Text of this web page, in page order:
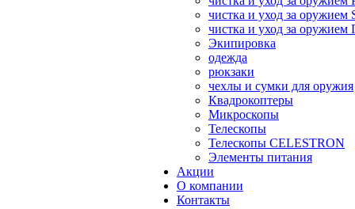
чистка и уход за оружием
чистка и уход за
Экипировка
одежда
рюкзаки
чехлы и сумки для оружия
Квадрокоптеры
Микроскопы
Телескопы
Телескопы CELESTRON
Элементы питания
Акции
О компании
Контакты